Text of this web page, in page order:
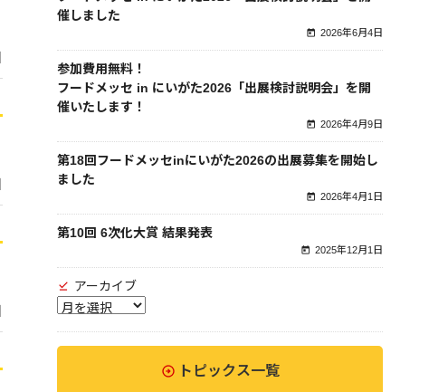
催しました
2026年6月4日
参加費用無料！
フードメッセ in にいがた2026「出展検討説明会」を開
催いたします！
2026年4月9日
第18回フードメッセinにいがた2026の出展募集を開始し
ました
2026年4月1日
第10回 6次化大賞 結果発表
2025年12月1日
アーカイブ
トピックス一覧